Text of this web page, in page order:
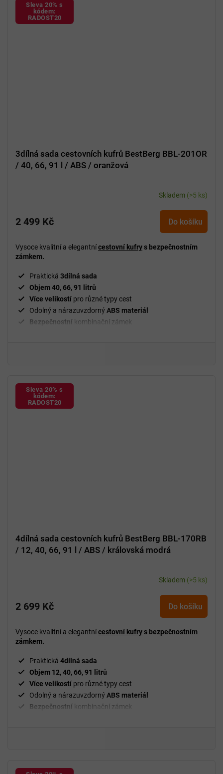
Sleva 20% s
kódem:
RADOST20
3dílná sada cestovních kufrů BestBerg BBL-201OR
/ 40, 66, 91 l / ABS / oranžová
Skladem (>5 ks)
2 499 Kč Do košíku
Vysoce kvalitní a elegantnícestovní kufrys bezpečnostním
zámkem.
Praktická 3dílná sada
Objem 40, 66, 91 litrů
Více velikostí pro různé typy cest
Odolný a nárazuvzdornýABS materiál
Bezpečnostní kombinační zámek
Sleva 20% s
kódem:
RADOST20
4dílná sada cestovních kufrů BestBerg BBL-170RB
/ 12, 40, 66, 91 l / ABS / královská modrá
Skladem (>5 ks)
2 699 Kč Do košíku
Vysoce kvalitní a elegantnícestovní kufrys bezpečnostním
zámkem.
Praktická 4dílná sada
Objem 12, 40, 66, 91 litrů
Více velikostí pro různé typy cest
Odolný a nárazuvzdornýABS materiál
Bezpečnostní kombinační zámek